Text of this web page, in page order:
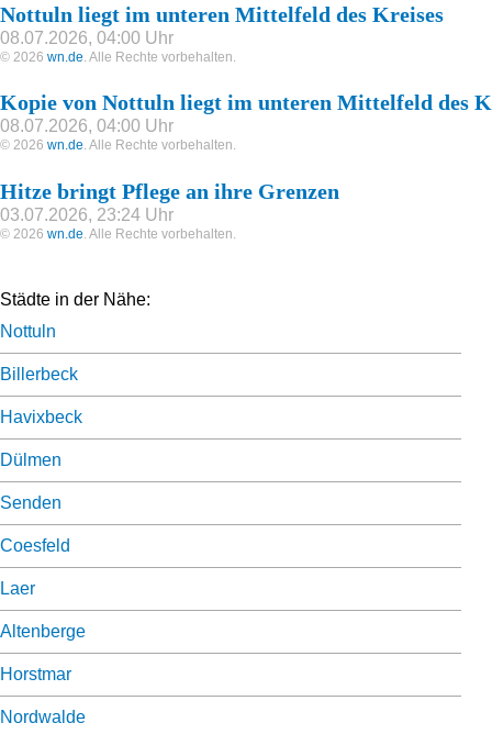
Nottuln liegt im unteren Mittelfeld des Kreises
08.07.2026, 04:00 Uhr
© 2026 wn.de. Alle Rechte vorbehalten.
Kopie von Nottuln liegt im unteren Mittelfeld des
08.07.2026, 04:00 Uhr
© 2026 wn.de. Alle Rechte vorbehalten.
Hitze bringt Pflege an ihre Grenzen
03.07.2026, 23:24 Uhr
© 2026 wn.de . Alle Rechte vorbehalten.
Städte in der Nähe:
Nottuln
Billerbeck
Havixbeck
Dülmen
Senden
Coesfeld
Laer
Altenberge
Horstmar
Nordwalde